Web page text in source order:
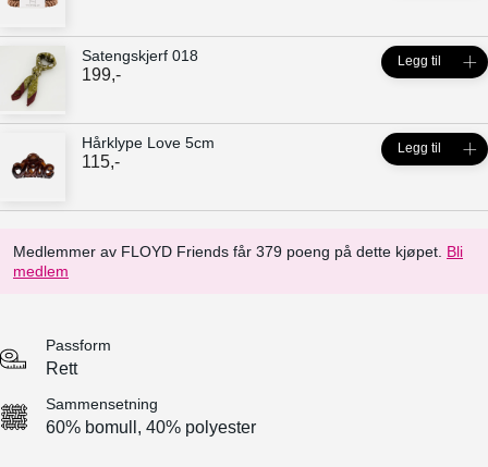
Medlemmer av FLOYD Friends får 379 poeng på dette kjøpet. Bli
medlem
Satengskjerf 018
199,-
Legg til
Hårklype Love 5cm
115,-
Legg til
Passform
Rett
Sammensetning
60% bomull, 40% polyester